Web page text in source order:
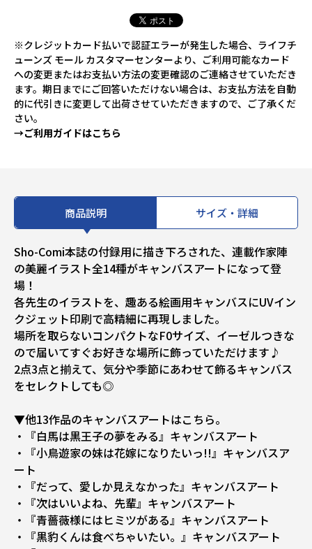
※クレジットカード払いで認証エラーが発生した場合、ライフチ
ューンズ モール カスタマーセンターより、ご利用可能なカード
への変更またはお支払い方法の変更確認のご連絡させていただき
ます。期日までにご回答いただけない場合は、お支払方法を自動
的に代引きに変更して出荷させていただきますので、ご了承くだ
さい。
→ご利用ガイドはこちら
商品説明 サイズ・詳細
Sho-Comi本誌の付録用に描き下ろされた、連載作家陣
の美麗イラスト全14種がキャンバスアートになって登
場！
各先生のイラストを、趣ある絵画用キャンバスにUVイン
クジェット印刷で高精細に再現しました。
場所を取らないコンパクトなF0サイズ、イーゼルつきな
ので届いてすぐお好きな場所に飾っていただけます♪
2点3点と揃えて、気分や季節にあわせて飾るキャンバス
をセレクトしても◎
▼他13作品のキャンバスアートはこちら。
・『白馬は黒王子の夢をみる』キャンバスアート
・『小鳥遊家の妹は花嫁になりたいっ!!』キャンバスア
ート
・『だって、愛しか見えなかった』キャンバスアート
・『次はいいよね、先輩』キャンバスアート
・『青薔薇様にはヒミツがある』キャンバスアート
・『黒豹くんは食べちゃいたい。』キャンバスアート